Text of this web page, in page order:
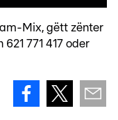
Mix, gëtt zënter
771 417 oder